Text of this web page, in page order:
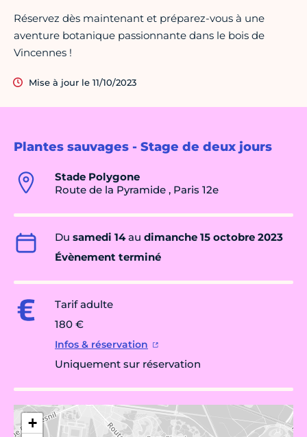
Plantes sauvages - Stage de deux jours
Stade Polygone
Route de la Pyramide , Paris 12e
Du samedi 14au dimanche 15 octobre 2023
Évènement terminé
Tarif adulte
180 €
Infos & réservation
Uniquement sur réservation
+
Réservez dès maintenant et préparez-vous à une
aventure botanique passionnante dans le bois de
Vincennes !
Mise à jour le 11/10/2023